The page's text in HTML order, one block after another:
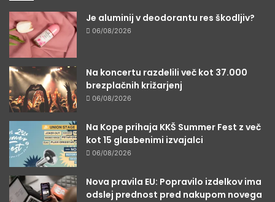
Je aluminij v deodorantu res škodljiv?
06/08/2026
Na koncertu razdelili več kot 37.000
brezplačnih križarjenj
06/08/2026
Na Kope prihaja KKŠ Summer Fest z več
kot 15 glasbenimi izvajalci
06/08/2026
Nova pravila EU: Popravilo izdelkov ima
odslej prednost pred nakupom novega